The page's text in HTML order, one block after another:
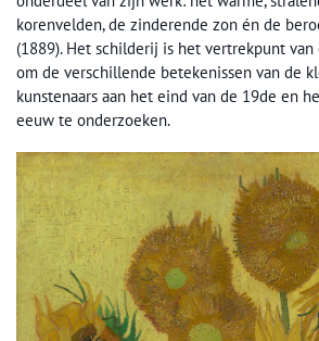
korenvelden, de zinderende zon én de
(1889). Het schilderij is het vertrekpunt
om de verschillende betekenissen van de
kunstenaars aan het eind van de 19de en
eeuw te onderzoeken.